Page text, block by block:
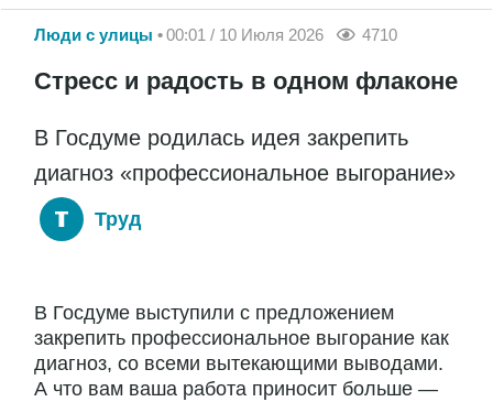
Люди с улицы 00:01 / 10 Июля 2026 4710
Стресс и радость в одном флаконе
В Госдуме родилась идея закрепить
диагноз «профессиональное выгорание»
Труд
В Госдуме выступили с предложением
закрепить профессиональное выгорание как
диагноз, со всеми вытекающими выводами.
А что вам ваша работа приносит больше —